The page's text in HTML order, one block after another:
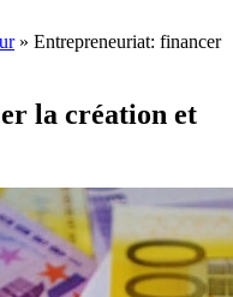
» Entrepreneuriat: financer
la création et